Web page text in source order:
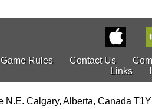
Game Rules Contact Us
Links
N.E. Calgary, Alberta, Canada